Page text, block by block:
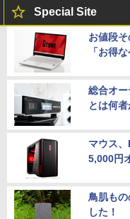
Special Site
お値段
「お得
総合オ
とは何者
マウス
5,000円
鳥肌も
した！